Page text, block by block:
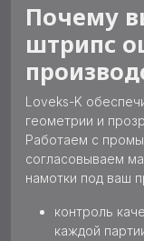
Почему
штрипс
Loveks-K
геометрии и
Работаем с
согласовываем
намотки под ваш
контроль
каждой